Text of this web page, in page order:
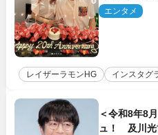
エンタメ
レイザーラモンHG インスタグ
＜令和8年8
ュ！ 及川光